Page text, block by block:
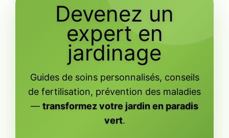
Devenez un
expert en
jardinage
Guides de soins personnalisés, conseils
de fertilisation, prévention des maladies
— transformez votre jardin en paradis
vert.